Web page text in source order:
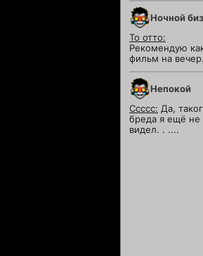
Ночной
То отто:
Рекомендую
фильм на
Непокой
Ссссс: Да,
бреда я ещё не
видел. . ....